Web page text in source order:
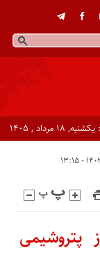
۱۸ مرداد , ۱۴۰۵
پتروشیمی